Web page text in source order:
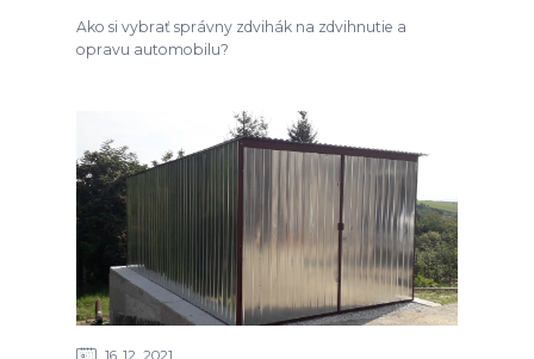
Ako si vybrať správny zdvihák na zdvihnutie a
opravu automobilu?
16 12 2021